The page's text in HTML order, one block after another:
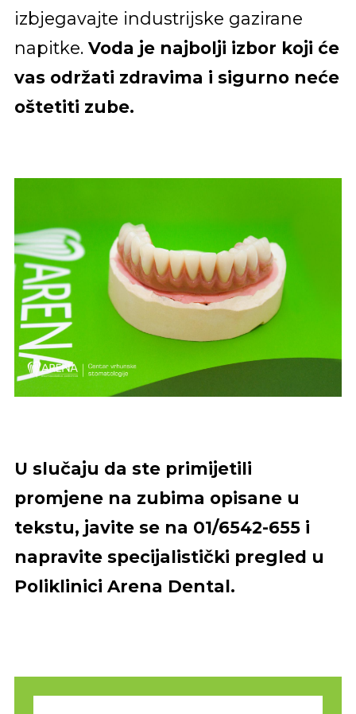
izbjegavajte industrijske gazirane
napitke. Voda je najbolji izbor koji će
vas održati zdravima i sigurno neće
oštetiti zube.
U slučaju da ste primijetili
promjene na zubima opisane u
tekstu, javite se na 01/6542-655 i
napravite specijalistički pregled u
Poliklinici Arena Dental.